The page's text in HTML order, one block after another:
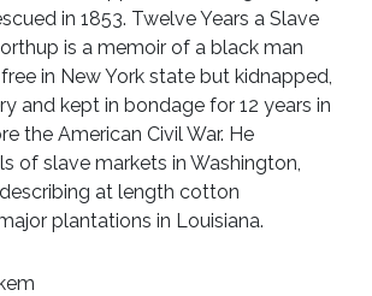
in 1853. Twelve Years a Slave
is a memoir of a black man
in New York state but kidnapped,
and kept in bondage for 12 years in
the American Civil War. He
of slave markets in Washington,
at length cotton
plantations in Louisiana.